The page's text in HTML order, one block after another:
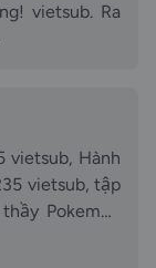
vietsub. Ra
vietsub, Hành
tập
Pokemon
Đội Hỏa